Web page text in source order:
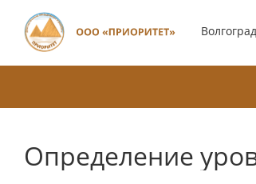
Волгоград
Определение